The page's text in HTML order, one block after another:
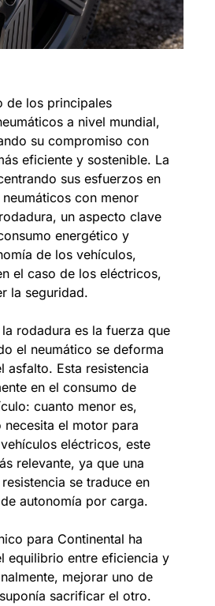
de los principales
a nivel mundial,
su compromiso con
eficiente y sostenible. La
sus esfuerzos en
con menor
un aspecto clave
energético y
de los vehículos,
el caso de los eléctricos,
la seguridad.
rodadura es la fuerza que
el neumático se deforma
asfalto. Esta resistencia
en el consumo de
cuanto menor es,
necesita el motor para
eléctricos, este
relevante, ya que una
se traduce en
autonomía por carga.
para Continental ha
equilibrio entre eficiencia y
mejorar uno de
sacrificar el otro.